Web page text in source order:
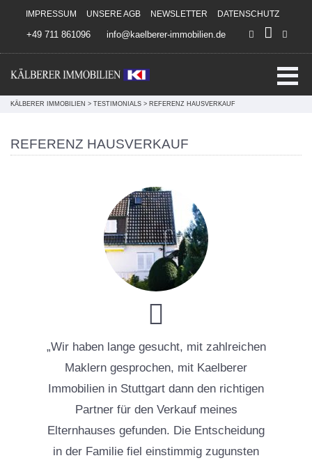
Direkt zum Inhalt springen
IMPRESSUM UNSERE AGB NEWSLETTER DATENSCHUTZ
+49 711 861096 info@kaelberer-immobilien.de
KÄLBERER IMMOBILIEN > TESTIMONIALS > REFERENZ HAUSVERKAUF
REFERENZ HAUSVERKAUF
„Wir haben lange gesucht, mit zahlreichen
Maklern gesprochen, mit Kaelberer
Immobilien in Stuttgart dann den richtigen
Partner für den Verkauf meines
Elternhauses gefunden. Die Entscheidung
in der Familie fiel einstimmig zugunsten